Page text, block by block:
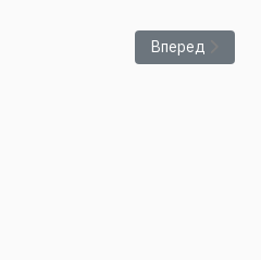
Биллер А.М. наСледующий:
Вперед